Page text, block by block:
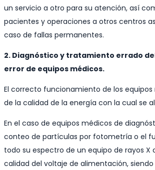
un servicio a otro para su atención, así
pacientes y operaciones a otros centros
caso de fallas permanentes.
2. Diagnóstico y tratamiento errado
error de equipos médicos.
El correcto funcionamiento de los
de la calidad de la energía con la cual se
En el caso de equipos médicos de
conteo de partículas por fotometría o el
todo su espectro de un equipo de rayos X
calidad del voltaje de alimentación,